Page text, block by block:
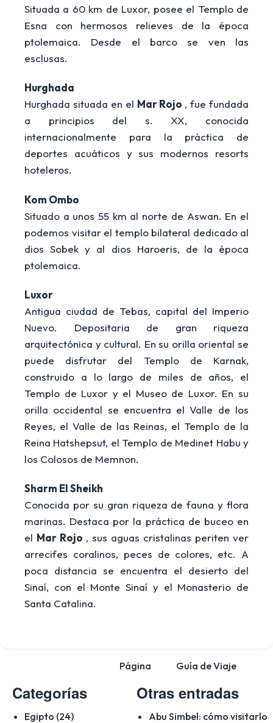
Situada a 60 km de Luxor, posee el Templo de
Esna con hermosos relieves de la época
ptolemaica. Desde el barco se ven las
esclusas.
Hurghada
Hurghada situada en el Mar Rojo , fue fundada
a principios del s. XX, conocida
internacionalmente para la práctica de
deportes acuáticos y sus modernos resorts
hoteleros.
Kom Ombo
Situado a unos 55 km al norte de Aswan. En el
podemos visitar el templo bilateral dedicado al
dios Sobek y al dios Haroeris, de la época
ptolemaica.
Luxor
Antigua ciudad de Tebas, capital del Imperio
Nuevo. Depositaria de gran riqueza
arquitectónica y cultural. En su orilla oriental se
puede disfrutar del Templo de Karnak,
construido a lo largo de miles de años, el
Templo de Luxor y el Museo de Luxor. En su
orilla occidental se encuentra el Valle de los
Reyes, el Valle de las Reinas, el Templo de la
Reina Hatshepsut, el Templo de Medinet Habu y
los Colosos de Memnon.
Sharm El Sheikh
Conocida por su gran riqueza de fauna y flora
marinas. Destaca por la práctica de buceo en
el Mar Rojo , sus aguas cristalinas periten ver
arrecifes coralinos, peces de colores, etc. A
poca distancia se encuentra el desierto del
Sinaí, con el Monte Sinaí y el Monasterio de
Santa Catalina.
Guía de Viaje
Página
Blog
Categorías
Egipto (24)
Otras entradas
Abu Simbel: cómo visitarlo